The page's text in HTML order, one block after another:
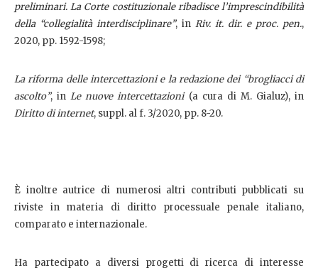
preliminari. La Corte costituzionale ribadisce l’imprescindibilità
della “collegialità interdisciplinare”, in Riv. it. dir. e proc. pen.,
2020, pp. 1592-1598;
La riforma delle intercettazioni e la redazione dei “brogliacci di
ascolto”, in Le nuove intercettazioni (a cura di M. Gialuz), in
Diritto di internet, suppl. al f. 3/2020, pp. 8-20.
È inoltre autrice di numerosi altri contributi pubblicati su
riviste in materia di diritto processuale penale italiano,
comparato e internazionale.
Ha partecipato a diversi progetti di ricerca di interesse